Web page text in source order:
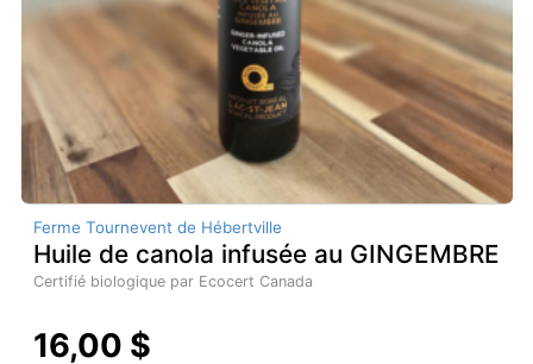
Ferme Tournevent de Hébertville
Huile de canola infusée au GINGEMBRE
Certifié biologique par Ecocert Canada
16,00 $